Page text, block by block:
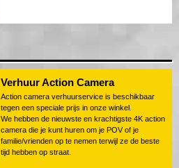
Verhuur Action Camera
Action camera verhuurservice is beschikbaar
tegen een speciale prijs in onze winkel.
We hebben de nieuwste en krachtigste 4K action
camera die je kunt huren om je POV of je
familie/vrienden op te nemen terwijl ze de beste
tijd hebben op straat.